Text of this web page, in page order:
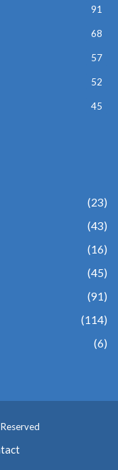
91
68
57
52
45
(23)
(43)
(16)
(45)
(91)
(114)
(6)